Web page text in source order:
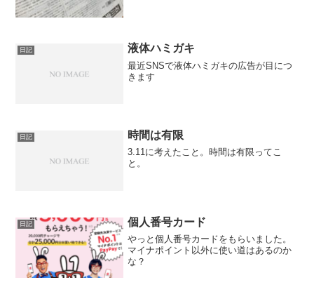
日記 液体ハミガキ
最近SNSで液体ハミガキの広告が目につ
きます
日記 時間は有限
3.11に考えたこと。時間は有限ってこ
と。
日記 個人番号カード
やっと個人番号カードをもらいました。
マイナポイント以外に使い道はあるのか
な？